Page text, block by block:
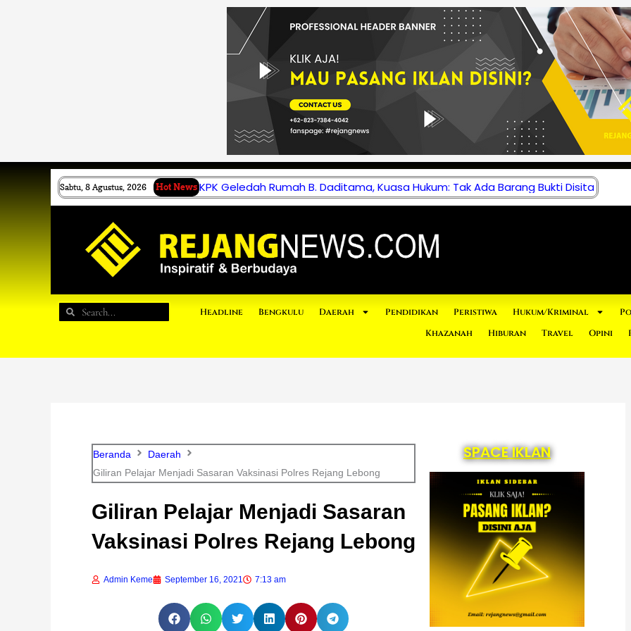
Sabtu, 8 Agustus, 2026 Hot News KPK Geledah Rumah B. Daditama, Kuasa Hukum: Tak Ada Barang Bukti Disita
Search
Search Headline Bengkulu Daerah Pendidikan Peristiwa Hukum/Kriminal
Khazanah
Hiburan Travel Opini
Beranda
Daerah
Giliran Pelajar Menjadi Sasaran Vaksinasi Polres Rejang Lebong
Giliran Pelajar Menjadi Sasaran
Vaksinasi Polres Rejang Lebong
Admin Keme September 16, 2021 7:13 am
SPACE IKLAN